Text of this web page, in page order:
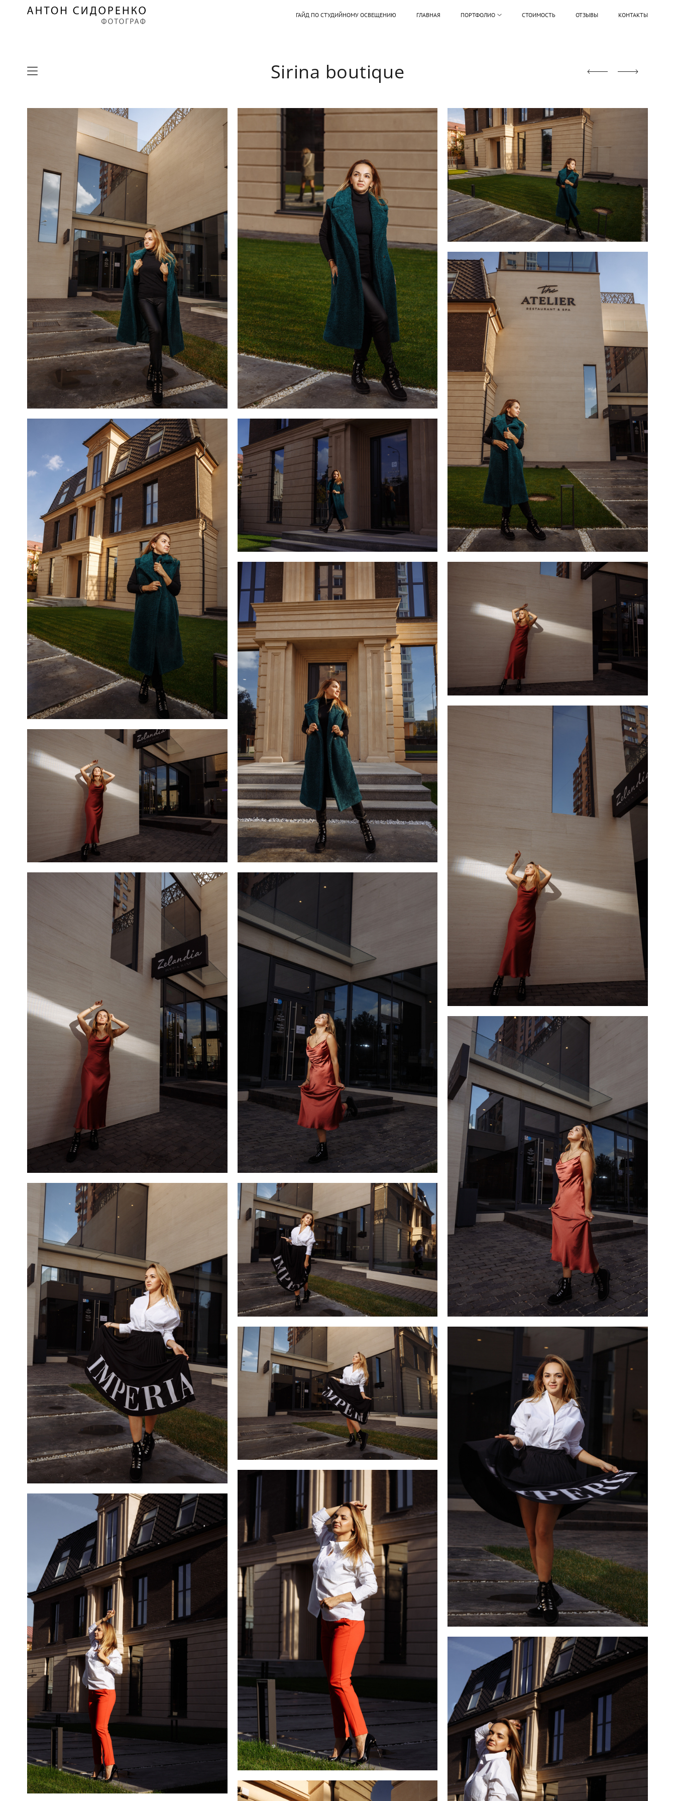
ГАЙД ПО СТУДИЙНОМУ ОСВЕЩЕНИЮ ГЛАВНАЯ ПОРТФОЛИО СТОИМОСТЬ ОТЗЫВЫ КОНТАКТЫ
Sirina boutique